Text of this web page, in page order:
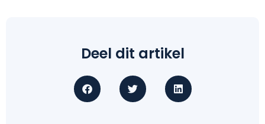
Deel dit artikel